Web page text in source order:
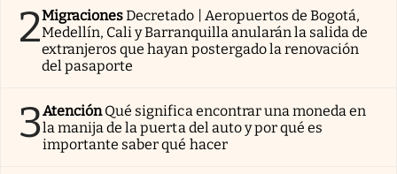
2MigracionesDecretado | Aeropuertos de Bogotá,
Medellín, Cali y Barranquilla anularán la salida de
extranjeros que hayan postergado la renovación
del pasaporte
3AtenciónQué significa encontrar una moneda en
la manija de la puerta del auto y por qué es
importante saber qué hacer